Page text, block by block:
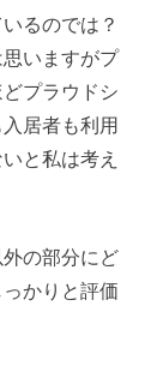
るのでは？
いますがプ
プラウドシ
居者も利用
と私は考え
の部分にど
かりと評価